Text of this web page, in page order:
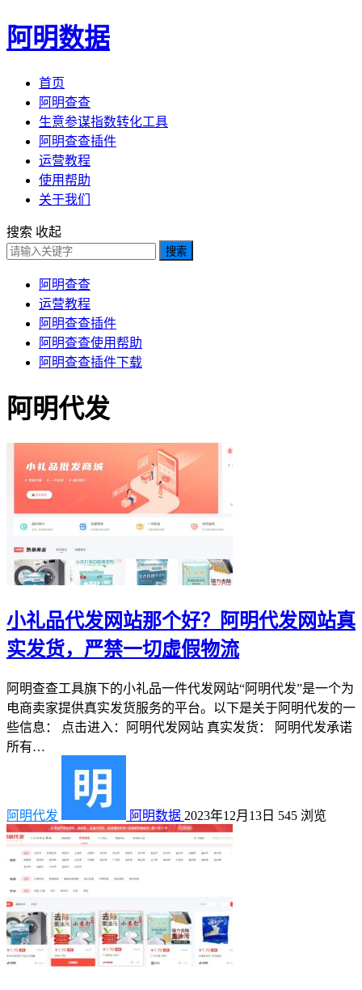
阿明数据
首页
阿明查查
生意参谋指数转化工具
阿明查查插件
运营教程
使用帮助
关于我们
搜索 收起
搜索
阿明查查
运营教程
阿明查查插件
阿明查查使用帮助
阿明查查插件下载
阿明代发
小礼品代发网站那个好？阿明代发网站真
实发货，严禁一切虚假物流
阿明查查工具旗下的小礼品一件代发网站“阿明代发”是一个为
电商卖家提供真实发货服务的平台。以下是关于阿明代发的一
些信息： 点击进入：阿明代发网站 真实发货： 阿明代发承诺
所有…
阿明代发 阿明数据 2023年12月13日 545 浏览